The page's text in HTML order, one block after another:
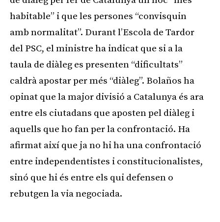
habitable” i que les persones “convisquin
amb normalitat”. Durant l’Escola de Tardor
del PSC, el ministre ha indicat que si a la
taula de diàleg es presenten “dificultats”
caldrà apostar per més “diàleg”. Bolaños ha
opinat que la major divisió a Catalunya és ara
entre els ciutadans que aposten pel diàleg i
aquells que ho fan per la confrontació. Ha
afirmat així que ja no hi ha una confrontació
entre independentistes i constitucionalistes,
sinó que hi és entre els qui defensen o
rebutgen la via negociada.